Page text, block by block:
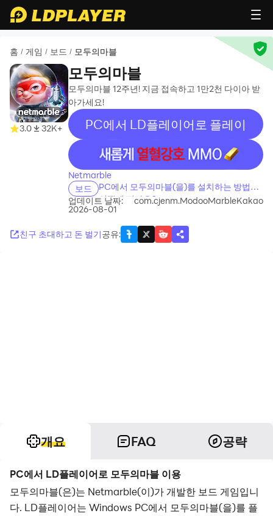
홈 / 게임 / 보드 / 모두의마블
3.0 32K+
모두의마블
모두의마블 12주년! 지금 접속하고 1만2천 다이아 받
아가세요!
PC에서 LD플레이어로 플레이
recommend
Netmarble
보드
PC에서 모두의마블(을)를 설치하는 방법은
어떻게 되나요?
업데이트 날짜:
2026-08-01
com.cjenm.ModooMarbleKakao
친구 초대하고 돈 벌기공유:
개요 FAQ 공략
PC에서 LD플레이어로 모두의마블 이용
모두의마블(은)는 Netmarble(이)가 개발한 보드 게임입니
다. LD플레이어는 Windows PC에서 모두의마블(을)를 플